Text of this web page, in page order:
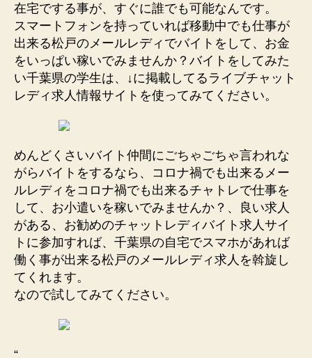
在宅でする事が、すぐに誰でも可能なんです。
スマートフォンを持っていれば移動中でも仕事が
出来る松戸のメールレディでバイトをして、お金
をいっぱい稼いでみませんか？バイトをしてみた
い千葉県の学生は、↓に掲載してるライブチャット
レディ求人情報サイトを使ってみてください。
めんどくさいバイト仲間にごちゃごちゃ言われな
がらバイトをするなら、コロナ禍でも出来るメー
ルレディをコロナ禍でも出来るチャトレで仕事を
して、お小遣いを稼いでみませんか？、良い求人
がある、お勧めのチャットレディバイト求人サイ
トに参加すれば、千葉県の自宅でスマホがあれば
働く事が出来る松戸のメールレディ求人を斡旋し
てくれます。
なので試してみてください。
“